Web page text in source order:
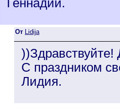
Геннадий.
От Lidija
С праздником
Лидия.